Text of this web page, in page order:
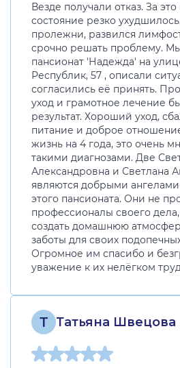
Везде получали отказ. За
состояние резко
пролежни, развился
срочно решать проблему.
пансионат 'Надежда' на
Республик, 57 , описали
согласились её принять.
уход и грамотное лечение
результат. Хороший уход,
питание и доброе
жизнь на 4 года, это очень
такими диагнозами. Две
Александровна и Светлана
являются добрыми
этого пансионата. Они не
профессионалы своего
создать домашнюю
заботы для своих
Огромное им спасибо и
уважение к их нелёгком
Т Татьяна Швецова